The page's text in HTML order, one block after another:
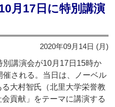
月17日に特別講演
2020年09月14日 (月)
講演会が10月17日15時か
される。当日は、ノーベル
大村智氏（北里大学栄誉教
貢献」をテーマに講演する